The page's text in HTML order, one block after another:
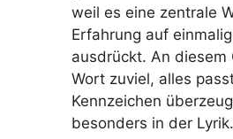
weil es eine zentrale
Erfahrung auf
ausdrückt. An diesem
Wort zuviel, alles
Kennzeichen
besonders in der Lyrik.